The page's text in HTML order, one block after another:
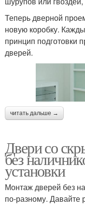
Теперь дверной
новую коробку.
принцип подготовки
дверей.
читать дальше →
Двери со
без
установки
Монтаж дверей без
по-разному. Давайте